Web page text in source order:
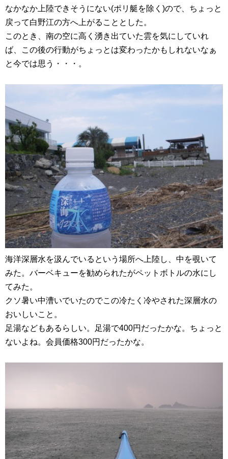
なかなか上陸できそうにない(ポリ艇を除く)ので、ちょっと
戻って白野江の方へ上がることとした。
このとき、南の空に高く湧き出ていた雲を気にしていれ
ば、この後の行動がちょっとは変わったかもしれないなぁ
と今では思う・・・。
海洋深層水を汲んでいるという場所へ上陸し、中を覗いて
みた。バーベキューを勧められたがペットボトルの水にし
てみた。
クソ暑い中漕いでいたのでこの冷たく冷やされた深層水の
おいしいこと。
足湯などもあるらしい。足湯で400円だったかな。ちょっと
ないよね。会員価格300円だったかな。